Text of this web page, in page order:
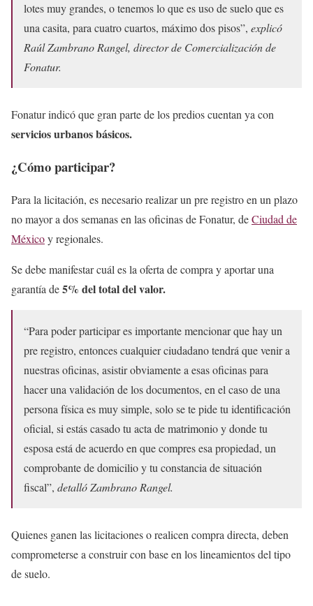
lotes muy grandes, o tenemos lo que es uso de suelo que es
una casita, para cuatro cuartos, máximo dos pisos”, explicó
Raúl Zambrano Rangel, director de Comercialización de
Fonatur.
Fonatur indicó que gran parte de los predios cuentan ya con
servicios urbanos básicos.
¿Cómo participar?
Para la licitación, es necesario realizar un pre registro en un plazo
no mayor a dos semanas en las oficinas de Fonatur, deCiudad de
Méxicoy regionales.
Se debe manifestar cuál es la oferta de compra y aportar una
garantía de5% del total del valor.
“Para poder participar es importante mencionar que hay un
pre registro, entonces cualquier ciudadano tendrá que venir a
nuestras oficinas, asistir obviamente a esas oficinas para
hacer una validación de los documentos, en el caso de una
persona física es muy simple, solo se te pide tu identificación
oficial, si estás casado tu acta de matrimonio y donde tu
esposa está de acuerdo en que compres esa propiedad, un
comprobante de domicilio y tu constancia de situación
fiscal”, detalló Zambrano Rangel.
Quienes ganen las licitaciones o realicen compra directa, deben
comprometerse a construir con base en los lineamientos del tipo
de suelo.